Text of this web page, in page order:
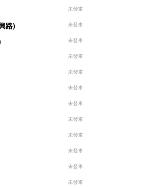
未發車
路) 未發車
未發車
未發車
未發車
未發車
未發車
未發車
未發車
未發車
未發車
未發車